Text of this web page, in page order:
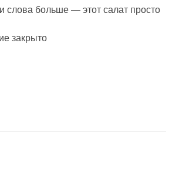
слова больше — этот салат просто
закрыто